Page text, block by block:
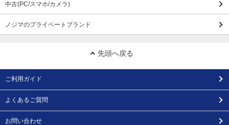
中古(PC/スマホ/カメラ)
ノジマのプライベートブランド
先頭へ戻る
ご利用ガイド
よくあるご質問
お問い合わせ